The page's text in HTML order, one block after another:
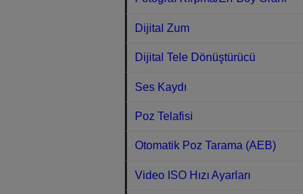
Dijital Zum
Dijital Tele Dönüştürücü
Ses Kaydı
Poz Telafisi
Otomatik Poz Tarama (AEB)
Video ISO Hızı Ayarları